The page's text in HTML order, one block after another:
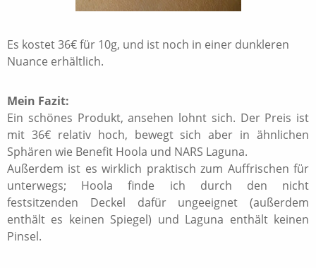
Es kostet 36€ für 10g, und ist noch in einer dunkleren
Nuance erhältlich.
Mein Fazit:
Ein schönes Produkt, ansehen lohnt sich. Der Preis ist
mit 36€ relativ hoch, bewegt sich aber in ähnlichen
Sphären wie Benefit Hoola und NARS Laguna.
Außerdem ist es wirklich praktisch zum Auffrischen für
unterwegs; Hoola finde ich durch den nicht
festsitzenden Deckel dafür ungeeignet (außerdem
enthält es keinen Spiegel) und Laguna enthält keinen
Pinsel.